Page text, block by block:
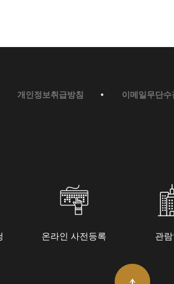
개인정보취급방침 이메일무단수
온라인 사전등록 관